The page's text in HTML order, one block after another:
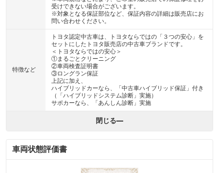
受けできない場合がございます。
※対象となる保証部位など、保証内容の詳細は販売店にお
問い合わせください。
特徴など
トヨタ認定中古車は、トヨタならではの「３つの安心」を
セットにしたトヨタ販売店の中古車ブランドです。
＜トヨタならではの安心＞
①まるごとクリーニング
②車両検査証明書
③ロングラン保証
上記に加え、
ハイブリッドカーなら、「中古車ハイブリッド保証」付き
（「ハイブリッドシステム診断」実施）
サポカーなら、「あんしん診断」実施
閉じる
車両状態評価書